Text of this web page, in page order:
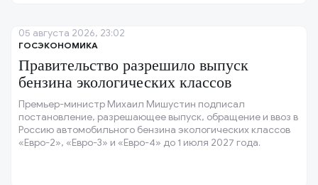
ГОСЭКОНОМИКА
Правительство разрешило выпуск
бензина экологических классов
Премьер-министр Михаил Мишустин подписал
постановление, разрешающее выпуск, обращение и ввоз в
Россию автомобильного бензина экологических классов
«Евро-2», «Евро-3» и «Евро-4» до 1 июля 2027 года.
05 августа 2026, 23:02